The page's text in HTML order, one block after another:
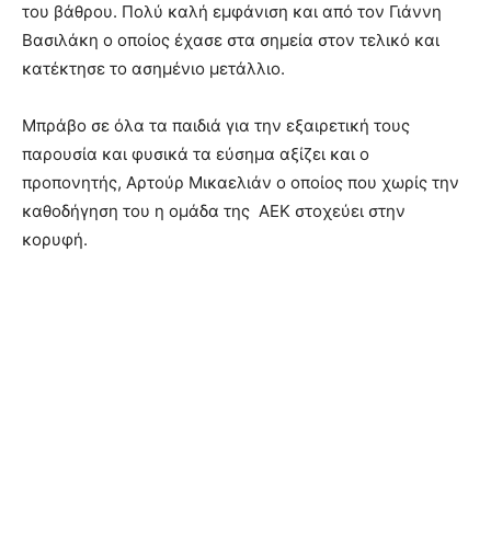
του βάθρου. Πολύ καλή εμφάνιση και από τον Γιάννη
Βασιλάκη ο οποίος έχασε στα σημεία στον τελικό και
κατέκτησε το ασημένιο μετάλλιο.
Μπράβο σε όλα τα παιδιά για την εξαιρετική τους
παρουσία και φυσικά τα εύσημα αξίζει και ο
προπονητής, Αρτούρ Μικαελιάν ο οποίος που χωρίς την
καθοδήγηση του η ομάδα της ΑΕΚ στοχεύει στην
κορυφή.